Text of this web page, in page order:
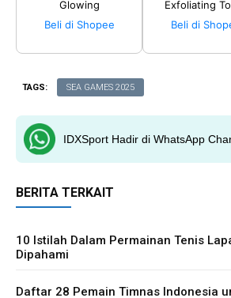
Glowing
Beli di Shopee
Exfoliating
Beli di
TAGS: SEA GAMES 2025
IDXSport Hadir di WhatsApp
BERITA TERKAIT
10 Istilah Dalam Permainan Tenis
Dipahami
Daftar 28 Pemain Timnas Indonesia